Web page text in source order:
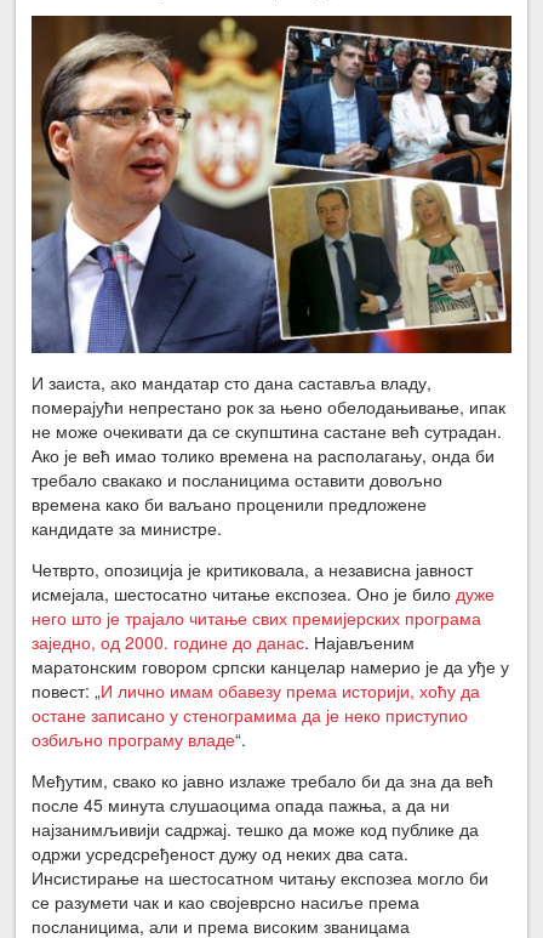
И заиста, ако мандатар сто дана саставља владу,
померајући непрестано рок за њено обелодањивање, ипак
не може очекивати да се скупштина састане већ сутрадан.
Ако је већ имао толико времена на располагању, онда би
требало свакако и посланицима оставити довољно
времена како би ваљано проценили предложене
кандидате за министре.
Четврто, опозиција је критиковала, а независна јавност
исмејала, шестосатно читање експозеа. Оно је билодуже
него што је трајало читање свих премијерских програма
заједно, од 2000. године до данас. Најављеним
маратонским говором српски канцелар намерио је да уђе у
повест: „И лично имам обавезу према историји, хоћу да
остане записано у стенограмима да је неко приступио
озбиљно програму владе“.
Међутим, свако ко јавно излаже требало би да зна да већ
после 45 минута слушаоцима опада пажња, а да ни
најзанимљивији садржај. тешко да може код публике да
одржи усредсређеност дужу од неких два сата.
Инсистирање на шестосатном читању експозеа могло би
се разумети чак и као својеврсно насиље према
посланицима, али и према високим званицама